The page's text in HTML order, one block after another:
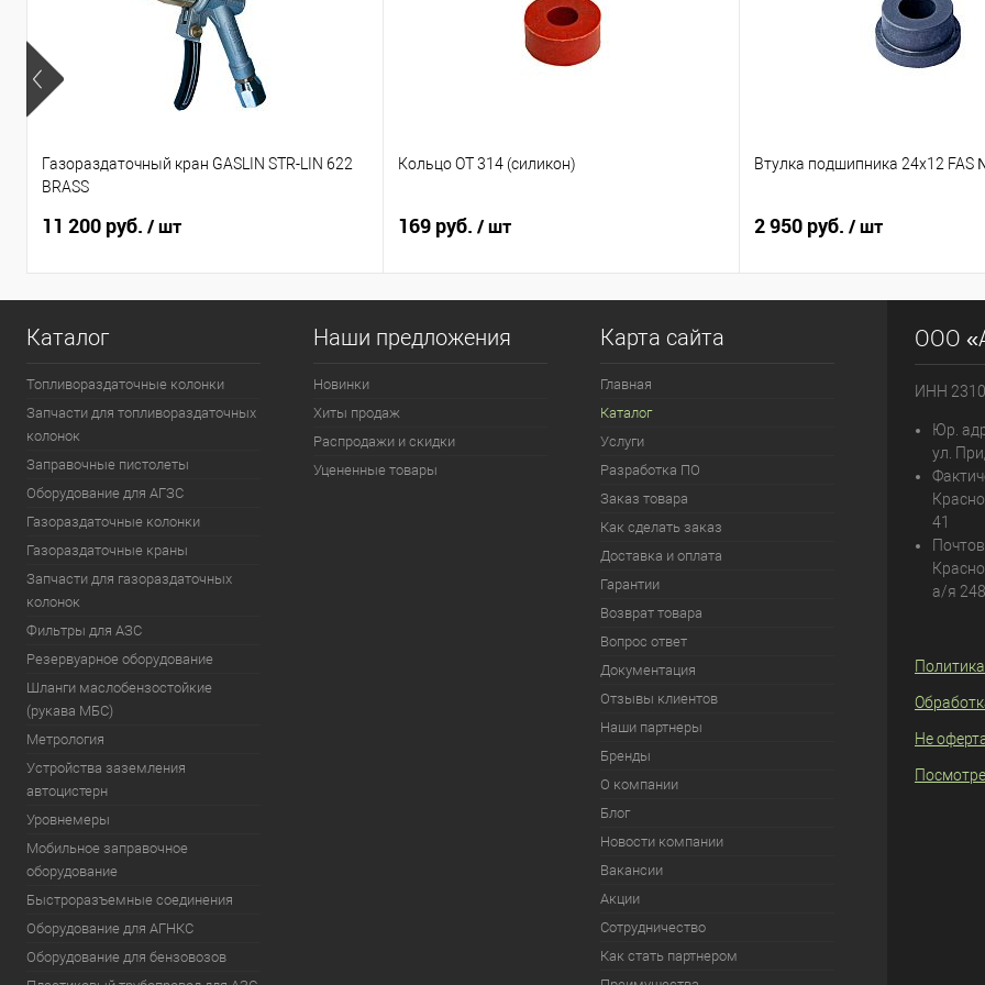
Газораздаточный кран GASLIN STR-LIN 622
BRASS
11 200 руб. / шт
Кольцо ОТ 314 (силикон)
169 руб. / шт
Втулка подшипника 24х12 FAS
2 950 руб. / шт
Каталог
Топливораздаточные колонки
Запчасти для топливораздаточных
колонок
Заправочные пистолеты
Оборудование для АГЗС
Газораздаточные колонки
Газораздаточные краны
Запчасти для газораздаточных
колонок
Фильтры для АЗС
Резервуарное оборудование
Шланги маслобензостойкие
(рукава МБС)
Метрология
Устройства заземления
автоцистерн
Уровнемеры
Мобильное заправочное
оборудование
Быстроразъемные соединения
Оборудование для АГНКС
Оборудование для бензовозов
Наши предложения
Новинки
Хиты продаж
Распродажи и скидки
Уцененные товары
Карта сайта
Главная
Каталог
Услуги
Разработка ПО
Заказ товара
Как сделать заказ
Доставка и оплата
Гарантии
Возврат товара
Вопрос ответ
Документация
Отзывы клиентов
Наши партнеры
Бренды
О компании
Блог
Новости компании
Вакансии
Акции
Сотрудничество
Как стать партнером
ООО
ИНН
Юр.
ул.
41
а/я
Не